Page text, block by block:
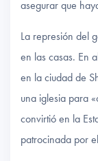
asegurar que
La represión del
en las casas. En
en la ciudad de
una iglesia para
convirtió en la
patrocinada por